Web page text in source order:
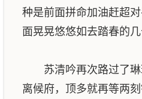
种是前面拼命加油赶超
面晃晃悠悠如去踏春的几
苏清吟再次路过了琳
离候府，顶多就再等两刻